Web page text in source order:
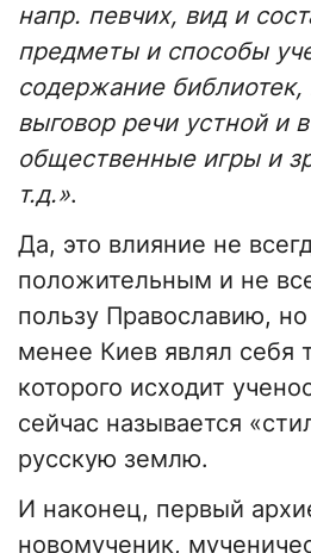
напр. певчих, вид и
предметы и способы
содержание библиотек,
выговор речи устной и
общественные игры и
т.д.».
Да, это влияние не
положительным и не
пользу Православию,
менее Киев являл себя
которого исходит
сейчас называется
русскую землю.
И наконец, первый
новомученик,